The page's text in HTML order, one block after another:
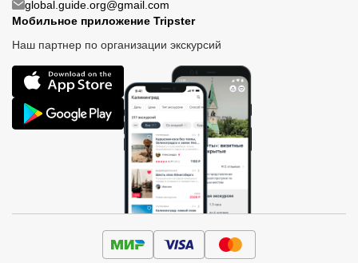
global.guide.org@gmail.com
Мобильное приложение Tripster
Наш партнер по организации экскурсий